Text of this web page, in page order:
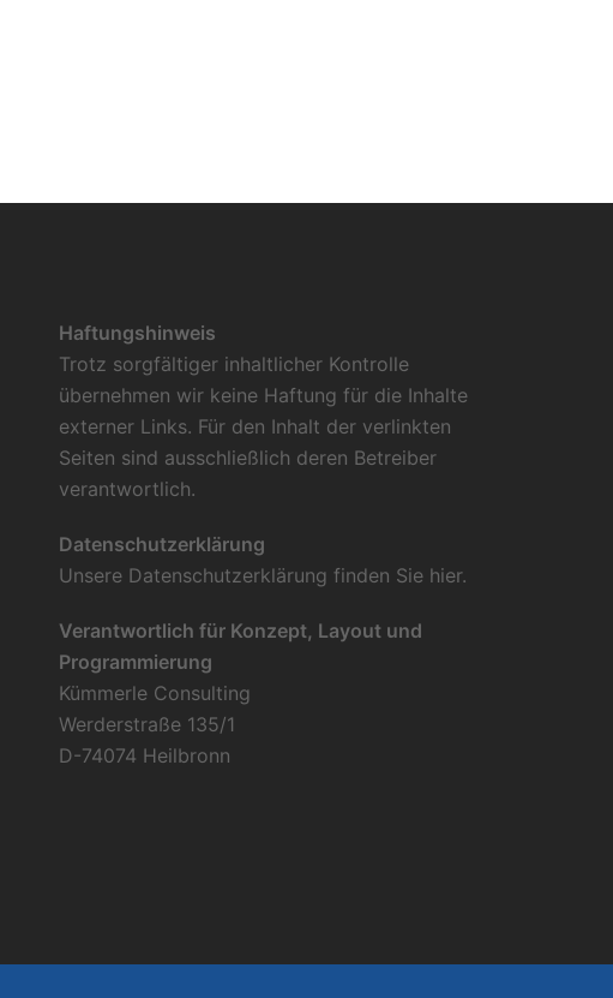
Haftungshinweis
Trotz sorgfältiger inhaltlicher Kontrolle
übernehmen wir keine Haftung für die Inhalte
externer Links. Für den Inhalt der verlinkten
Seiten sind ausschließlich deren Betreiber
verantwortlich.
Datenschutzerklärung
Unsere Datenschutzerklärung finden Sie hier.
Verantwortlich für Konzept, Layout und
Programmierung
Kümmerle Consulting
Werderstraße 135/1
D-74074 Heilbronn